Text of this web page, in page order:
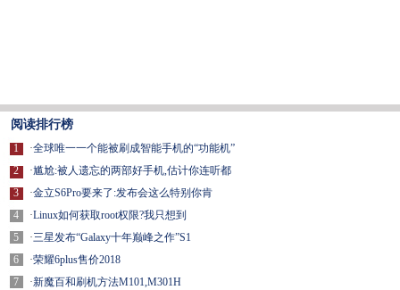
阅读排行榜
1
2
3
4
5
6
7
·全球唯一一个能被刷成智能手机的“功能机”
·尴尬:被人遗忘的两部好手机,估计你连听都
·金立S6Pro要来了:发布会这么特别你肯
·Linux如何获取root权限?我只想到
·三星发布“Galaxy十年巅峰之作”S1
·荣耀6plus售价2018
·新魔百和刷机方法M101,M301H